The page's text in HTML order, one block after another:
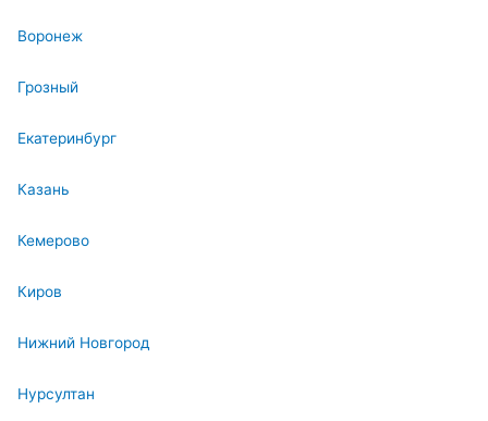
Воронеж
Грозный
Екатеринбург
Казань
Кемерово
Киров
Нижний Новгород
Нурсултан